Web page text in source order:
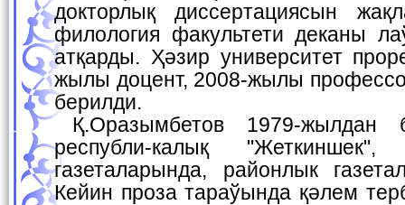
докторлық диссертациясын
филология факультети деканы
атқарды. Ҳәзир университет
жылы доцент, 2008-жылы
берилди.
Қ.Оразымбетов 1979-жылдан баслап қосыклары
республи-калық
газеталарында, районлык
Кейин проза тараўында қәлем